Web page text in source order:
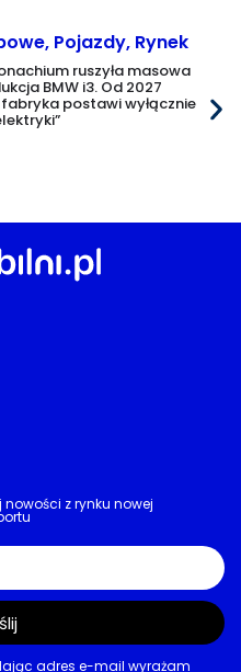
, Pojazdy, Rynek
ruszyła masowa
BMW i3. Od 2027
postawi wyłącznie
z rynku nowej
adres e-mail wyrażam